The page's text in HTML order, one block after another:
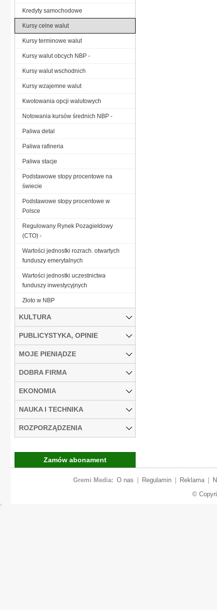
Kredyty samochodowe
Kursy celne walut
Kursy terminowe walut
Kursy walut obcych NBP -
Kursy walut wschodnich
Kursy wzajemne walut
Kwotowania opcji walutowych
Notowania kursów średnich NBP -
Paliwa detal
Paliwa rafineria
Paliwa stacje
Podstawowe stopy procentowe na
świecie
Podstawowe stopy procentowe w
Polsce
Regulowany Rynek Pozagiełdowy
(CTO) -
Wartości jednostki rozrach. otwartych
funduszy emerytalnych
Wartości jednostki uczestnictwa
funduszy inwestycyjnych
Złoto w NBP
KULTURA
PUBLICYSTYKA, OPINIE
MOJE PIENIĄDZE
DOBRA FIRMA
EKONOMIA
NAUKA I TECHNIKA
ROZPORZĄDZENIA
Zamów abonament
Gremi Media: O nas Regulamin Reklama
©